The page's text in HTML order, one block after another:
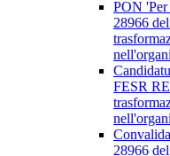
PON
28966
FESR
28966